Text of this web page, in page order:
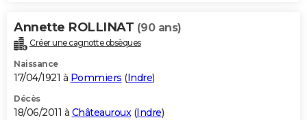
Annette ROLLINAT (90 ans)
Créer une cagnotte obsèques
Naissance
17/04/1921 à Pommiers (Indre)
Décès
18/06/2011 à Châteauroux(Indre)